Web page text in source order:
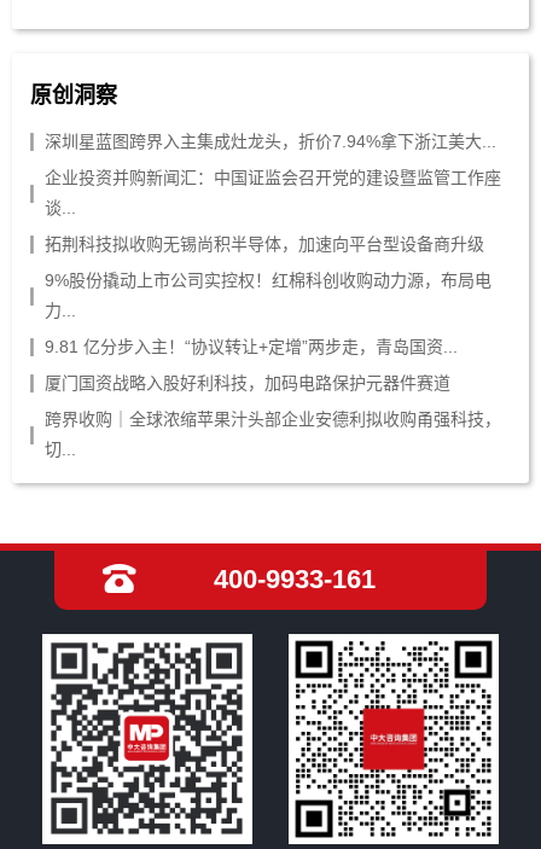
原创洞察
深圳星蓝图跨界入主集成灶龙头，折价7.94%拿下浙江美大...
企业投资并购新闻汇：中国证监会召开党的建设暨监管工作座
谈...
拓荆科技拟收购无锡尚积半导体，加速向平台型设备商升级
9%股份撬动上市公司实控权！红棉科创收购动力源，布局电
力...
9.81 亿分步入主！“协议转让+定增”两步走，青岛国资...
厦门国资战略入股好利科技，加码电路保护元器件赛道
跨界收购｜全球浓缩苹果汁头部企业安德利拟收购甬强科技，
切...
400-9933-161